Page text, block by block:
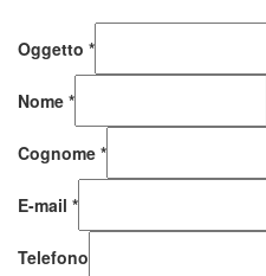
Oggetto *
Nome *
Cognome *
E-mail *
Telefono